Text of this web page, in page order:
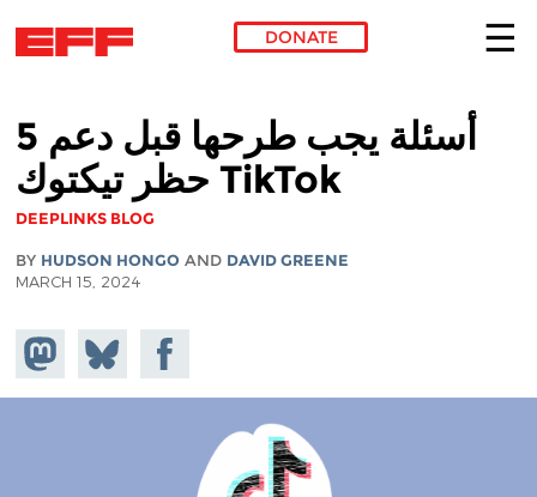
DONATE
5 أسئلة يجب طرحها قبل دعم
حظر تيكتوك TikTok
DEEPLINKS BLOG
BY HUDSON HONGO AND DAVID GREENE
MARCH 15, 2024
Share on
Mastodon
Share
on
Bluesky
Share on
Facebook